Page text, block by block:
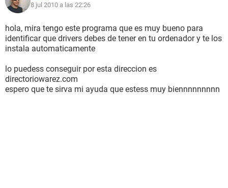
8 jul 2010 a las 22:26
hola, mira tengo este programa que es muy bueno para
identificar que drivers debes de tener en tu ordenador y te los
instala automaticamente
lo puedess conseguir por esta direccion es
directoriowarez.com
espero que te sirva mi ayuda que estess muy biennnnnnnnn